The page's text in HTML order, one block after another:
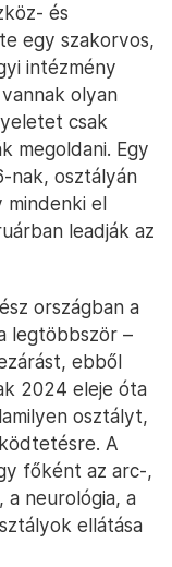
és
egy szakorvos,
intézmény
olyan
csak
megoldani. Egy
nak, osztályán
mindenki el
leadják az
országban a
legtöbbször –
ebből
2024 eleje óta
osztályt,
A
főként az arc-,
a neurológia, a
ellátása